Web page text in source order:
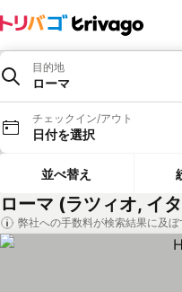
目的地
ローマ
チェックイン/アウト
日付を選択
並べ替え
ローマ (ラツィオ, イ
弊社への手数料が検索結果に及